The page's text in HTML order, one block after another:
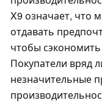
X9 означает, что
отдавать
чтобы
Покупатели вряд
незначительные